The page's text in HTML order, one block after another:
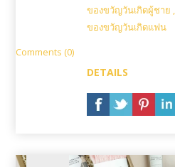
ของขวัญวันเกิดผู้ชาย ,
ของขวัญวันเกิดแฟน
Comments (0)
DETAILS